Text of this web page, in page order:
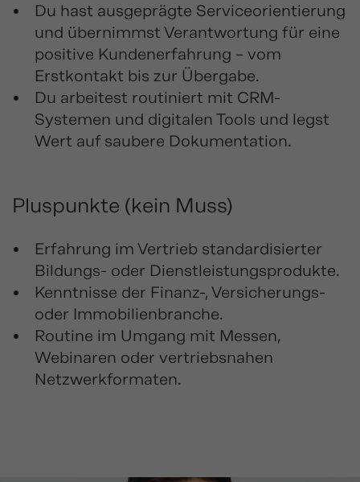
Du hast ausgeprägte Serviceorientierung
und übernimmst Verantwortung für eine
positive Kundenerfahrung – vom
Erstkontakt bis zur Übergabe.
Du arbeitest routiniert mit CRM-
Systemen und digitalen Tools und legst
Wert auf saubere Dokumentation.
Pluspunkte (kein Muss)
Erfahrung im Vertrieb standardisierter
Bildungs- oder Dienstleistungsprodukte.
Kenntnisse der Finanz-, Versicherungs-
oder Immobilienbranche.
Routine im Umgang mit Messen,
Webinaren oder vertriebsnahen
Netzwerkformaten.